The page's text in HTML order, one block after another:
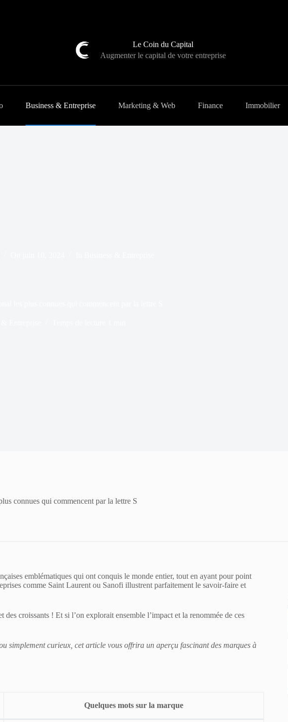
Le Coin du Capital
Augmenter le capital de votre entreprise
Business & Entreprise Marketing & Web Finance Immobilier
connues qui commencent par la lettre S
emblématiques qui ont conquis le monde entier, tout en ayant pour point
comme Saint Laurent ou Sanofi illustrent parfaitement le savoir-faire et
des croissants ! Et si l’on explorait ensemble l’impact et la renommée de ces
simplement curieux, cet article vous offrira un aperçu fascinant des marques à
Quelques mots sur la marque